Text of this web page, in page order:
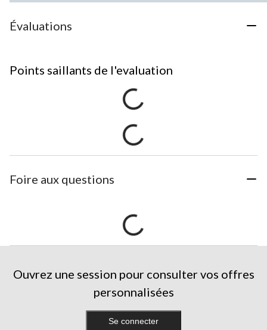
Évaluations
Points saillants de l'evaluation
Foire aux questions
Ouvrez une session pour consulter vos offres
personnalisées
Se connecter